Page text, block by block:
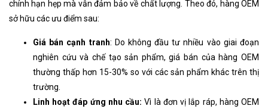
chính hạn hẹp mà vẫn đảm bảo về chất lượng. Theo đó, hàng OEM
sở hữu các ưu điểm sau:
Giá bán cạnh tranh: Do không đầu tư nhiều vào giai đoạn
nghiên cứu và chế tạo sản phẩm, giá bán của hàng OEM
thường thấp hơn 15-30% so với các sản phẩm khác trên thị
trường.
Linh hoạt đáp ứng nhu cầu: Vì là đơn vị lắp ráp, hàng OEM